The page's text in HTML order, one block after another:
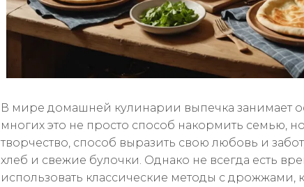
В мире домашней кулинарии выпечка занимает
многих это не просто способ накормить семью,
творчество, способ выразить свою любовь и
хлеб и свежие булочки. Однако не всегда есть
использовать классические методы с дрожжами,